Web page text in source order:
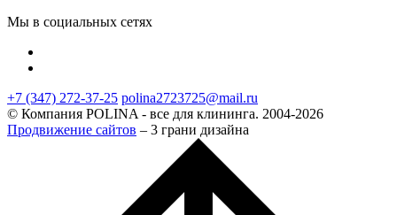
Мы в социальных сетях
+7 (347) 272-37-25 polina2723725@mail.ru
© Компания POLINA - все для клининга. 2004-2026
Продвижение сайтов – 3 грани дизайна